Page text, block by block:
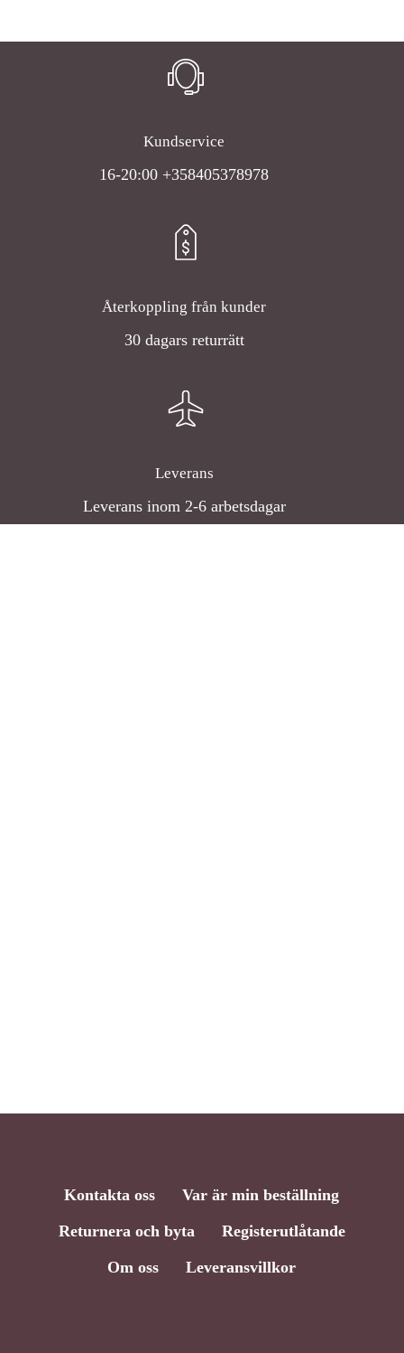
Kundservice
16-20:00 +358405378978
Återkoppling från kunder
30 dagars returrätt
Leverans
Leverans inom 2-6 arbetsdagar
Kontakta oss
Var är min beställning
Returnera och byta
Registerutlåtande
Om oss
Leveransvillkor